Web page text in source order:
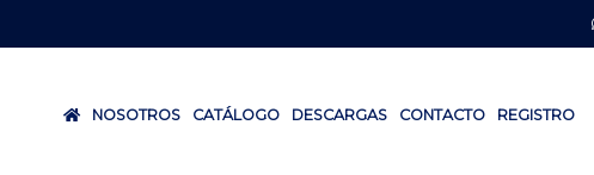
NOSOTROS CATÁLOGO DESCARGAS CONTACTO REGISTRO